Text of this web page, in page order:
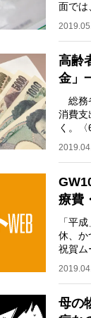
面では
気が
高齢
金」
総務
消費支
く。
円、
療費
「平
休、か
祝賀ム
型連
母の